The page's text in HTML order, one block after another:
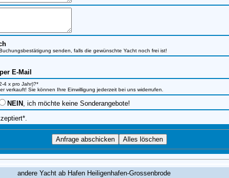
senden, falls die gewünschte Yacht noch frei ist!
per E-Mail
4 x pro Jahr)?*
verkauft! Sie können Ihre Einwilligung jederzeit bei uns widerrufen.
NEIN , ich möchte keine Sonderangebote!
andere Yacht ab Hafen Heiligenhafen-Grossenbrode